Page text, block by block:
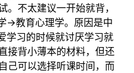
不太建议一开始就背，
→教育心理学。原因是中
学习的时候就讨厌学习就
接背小薄本的材料，但还
己可以选择听课时间，而